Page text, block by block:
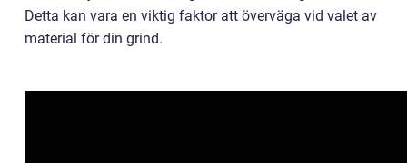
Detta kan vara en viktig faktor att överväga vid valet av
material för din grind.